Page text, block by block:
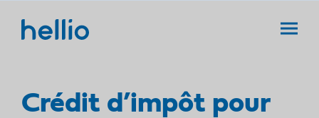
Crédit d’impôt pour